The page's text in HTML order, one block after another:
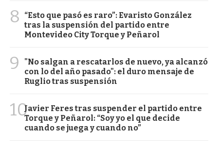
8
“Esto que pasó es raro”: Evaristo González
tras la suspensión del partido entre
Montevideo City Torque y Peñarol
9
"No salgan a rescatarlos de nuevo, ya alcanzó
con lo del año pasado": el duro mensaje de
Ruglio tras suspensión
10Javier Feres tras suspender el partido entre
Torque y Peñarol: “Soy yo el que decide
cuando se juega y cuando no”